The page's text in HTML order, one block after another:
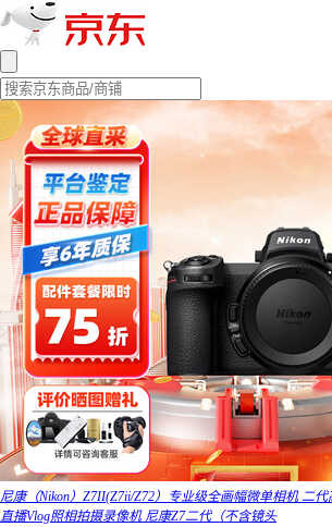
尼康（Nikon）Z7II(Z7ii/Z72）专业级全画幅微单相机 二
直播Vlog照相拍摄录像机 尼康Z7二代（不含镜头